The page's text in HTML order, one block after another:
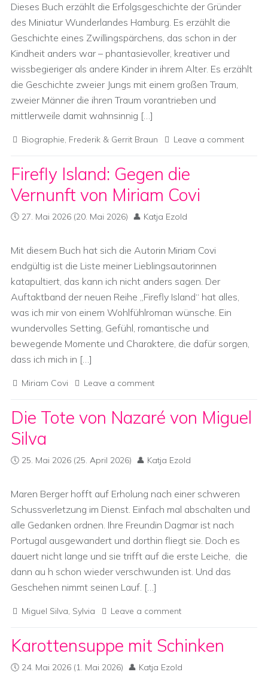
Dieses Buch erzählt die Erfolgsgeschichte der Gründer
des Miniatur Wunderlandes Hamburg. Es erzählt die
Geschichte eines Zwillingspärchens, das schon in der
Kindheit anders war – phantasievoller, kreativer und
wissbegieriger als andere Kinder in ihrem Alter. Es erzählt
die Geschichte zweier Jungs mit einem großen Traum,
zweier Männer die ihren Traum vorantrieben und
mittlerweile damit wahnsinnig […]
Biographie, Frederik & Gerrit Braun Leave a comment
Firefly Island: Gegen die
Vernunft von Miriam Covi
27. Mai 2026 (20. Mai 2026) Katja Ezold
Mit diesem Buch hat sich die Autorin Miriam Covi
endgültig ist die Liste meiner Lieblingsautorinnen
katapultiert, das kann ich nicht anders sagen. Der
Auftaktband der neuen Reihe „Firefly Island“ hat alles,
was ich mir von einem Wohlfühlroman wünsche. Ein
wundervolles Setting, Gefühl, romantische und
bewegende Momente und Charaktere, die dafür sorgen,
dass ich mich in […]
Miriam Covi Leave a comment
Die Tote von Nazaré von Miguel
Silva
25. Mai 2026 (25. April 2026) Katja Ezold
Maren Berger hofft auf Erholung nach einer schweren
Schussverletzung im Dienst. Einfach mal abschalten und
alle Gedanken ordnen. Ihre Freundin Dagmar ist nach
Portugal ausgewandert und dorthin fliegt sie. Doch es
dauert nicht lange und sie trifft auf die erste Leiche, die
dann au h schon wieder verschwunden ist. Und das
Geschehen nimmt seinen Lauf. […]
Miguel Silva, Sylvia Leave a comment
Karottensuppe mit Schinken
24. Mai 2026 (1. Mai 2026) Katja Ezold